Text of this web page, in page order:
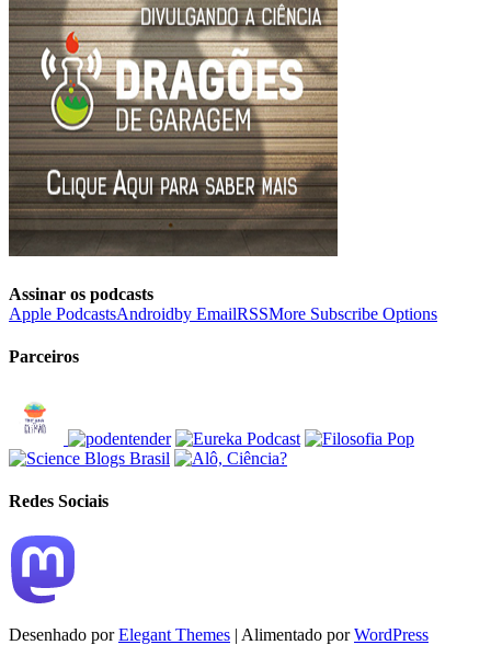
Assinar os podcasts
Apple PodcastsAndroidby EmailRSSMore Subscribe Options
Parceiros
Redes Sociais
Desenhado porElegant Themes | Alimentado porWordPress